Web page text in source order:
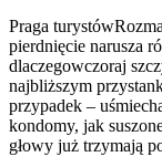
Praga
pierdnięcie narusza
dlaczegowczoraj
najbliższym
przypadek –
kondomy, jak
głowy już trzymają